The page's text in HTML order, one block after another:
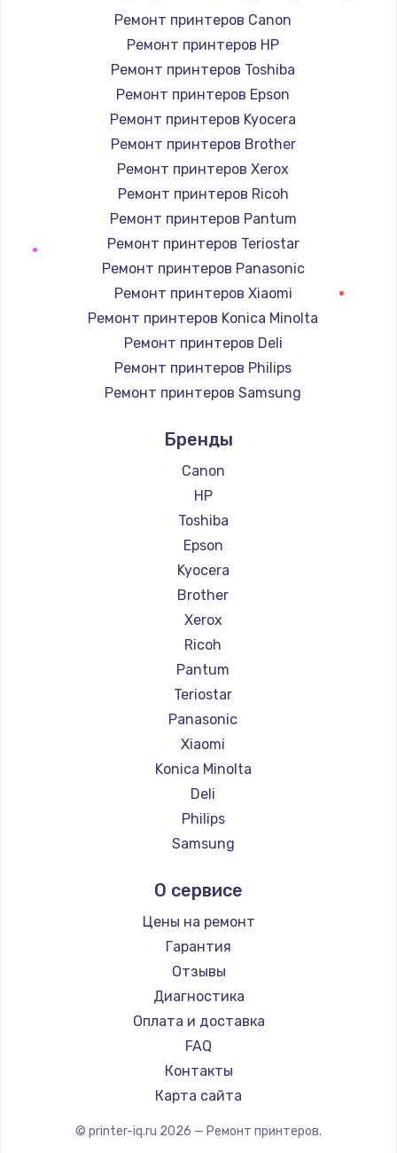
Ремонт принтеров Canon
Ремонт принтеров HP
Ремонт принтеров Toshiba
Ремонт принтеров Epson
Ремонт принтеров Kyocera
Ремонт принтеров Brother
Ремонт принтеров Xerox
Ремонт принтеров Ricoh
Ремонт принтеров Pantum
Ремонт принтеров Teriostar
Ремонт принтеров Panasonic
Ремонт принтеров Xiaomi
Ремонт принтеров Konica Minolta
Ремонт принтеров Deli
Ремонт принтеров Philips
Ремонт принтеров Samsung
Ремонт принтеров Lexmark
Ремонт принтеров Sharp
Ремонт принтеров TSC
Ремонт принтеров Fujitsu
Ремонт принтеров Godex
Бренды
Canon
HP
Toshiba
Epson
Kyocera
Brother
Xerox
Ricoh
Pantum
Teriostar
Panasonic
Xiaomi
Konica Minolta
Deli
Philips
Samsung
Lexmark
Sharp
TSC
Fujitsu
Godex
О сервисе
Цены на ремонт
Гарантия
Отзывы
Диагностика
Оплата и доставка
FAQ
Контакты
Карта сайта
© printer-iq.ru 2026 — Ремонт принтеров.